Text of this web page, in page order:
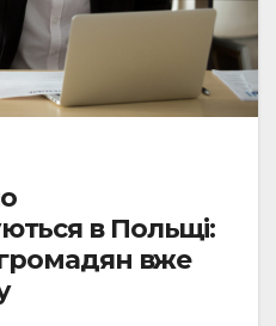
в Польщі:
вже